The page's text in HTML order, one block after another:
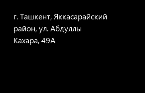
г. Ташкент, Яккасарайский
район, ул. Абдуллы
Кахара, 49A